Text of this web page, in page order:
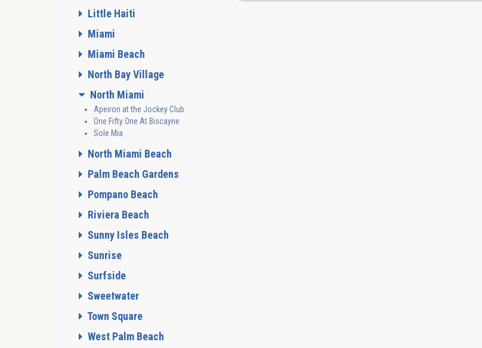
Little Haiti
Miami
Miami Beach
North Bay Village
North Miami
Apeiron at the Jockey Club
One Fifty One At Biscayne
Sole Mia
North Miami Beach
Palm Beach Gardens
Pompano Beach
Riviera Beach
Sunny Isles Beach
Sunrise
Surfside
Sweetwater
Town Square
West Palm Beach